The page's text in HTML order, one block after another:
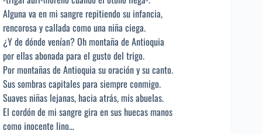
Alguna va en mi sangre repitiendo su infancia,
rencorosa y callada como una niña ciega.
¿Y de dónde venían? Oh montaña de Antioquia
por ellas abonada para el gusto del trigo.
Por montañas de Antioquia su oración y su canto.
Sus sombras capitales para siempre conmigo.
Suaves niñas lejanas, hacia atrás, mis abuelas.
El cordón de mi sangre gira en sus huecas manos
como inocente lino…